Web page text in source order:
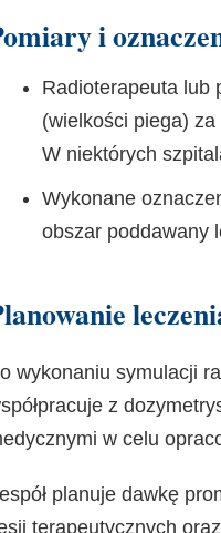
i
Radioterapeuta lub
(wielkości piega) za
W niektórych
Wykonane
obszar poddawany
wykonaniu symulacji
z
w celu
planuje dawkę
terapeutycznych